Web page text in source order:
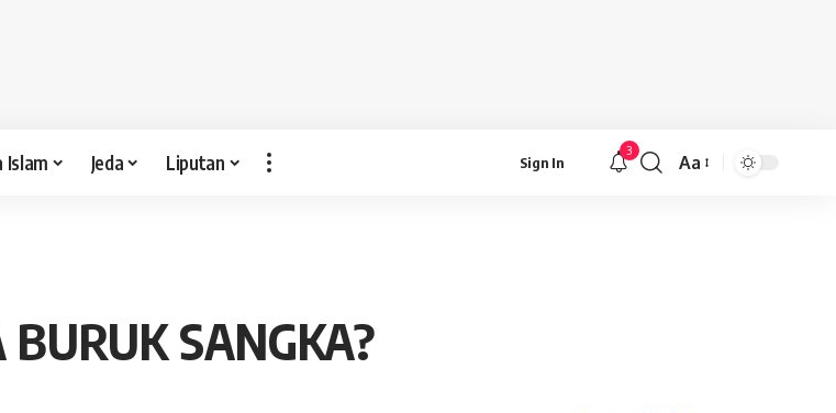
Islam Jeda Liputan Sign In
3
Font
Aa
SANGKA?